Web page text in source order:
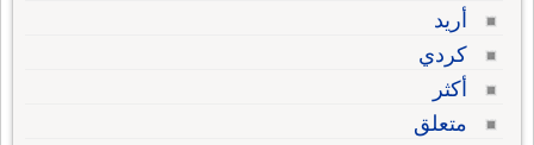
أريد
كردي
أكثر
متعلق